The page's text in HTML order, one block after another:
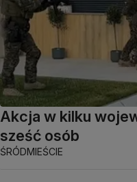
Akcja w kilku
sześć osób
ŚRÓDMIEŚCIE